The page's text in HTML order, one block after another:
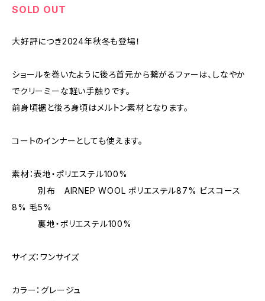
SOLD OUT
大好評につき2024年秋冬も登場！
ショールを巻いたように後ろ首元から繋がるファーは、しなやか
でクリーミーな軽い手触りです。
前身頃裾と後ろ身頃はメルトン素材となります。
コートのインナーとしても使えます。
素材：表地・ポリエステル100%
別布 AIRNEP WOOL ポリエステル87% ビスコース
8% 毛5%
裏地・ポリエステル100%
サイズ：ワンサイズ
カラー：グレージュ